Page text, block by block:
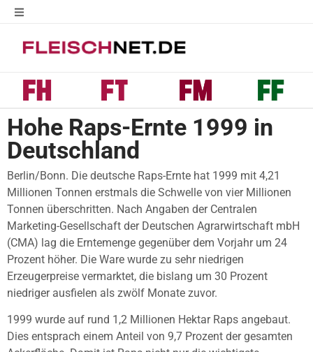
Hohe Raps-Ernte 1999 in
Deutschland
Berlin/Bonn. Die deutsche Raps-Ernte hat 1999 mit 4,21
Millionen Tonnen erstmals die Schwelle von vier Millionen
Tonnen überschritten. Nach Angaben der Centralen
Marketing-Gesellschaft der Deutschen Agrarwirtschaft mbH
(CMA) lag die Erntemenge gegenüber dem Vorjahr um 24
Prozent höher. Die Ware wurde zu sehr niedrigen
Erzeugerpreise vermarktet, die bislang um 30 Prozent
niedriger ausfielen als zwölf Monate zuvor.
1999 wurde auf rund 1,2 Millionen Hektar Raps angebaut.
Dies entsprach einem Anteil von 9,7 Prozent der gesamten